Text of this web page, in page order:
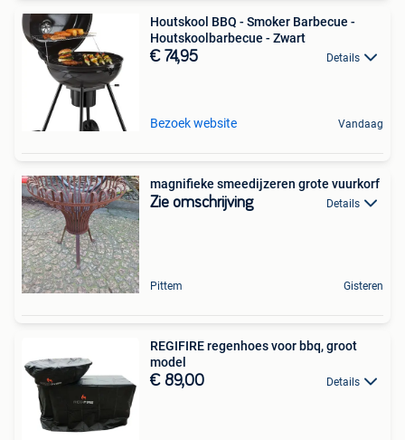
Houtskool BBQ - Smoker Barbecue -
Houtskoolbarbecue - Zwart
€ 74,95 Details
Bezoek website Vandaag
magnifieke smeedijzeren grote vuurkorf
Zie omschrijving Details
Pittem Gisteren
REGIFIRE regenhoes voor bbq, groot
model
€ 89,00 Details